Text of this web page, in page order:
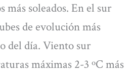
más soleados. En el sur
de evolución más
del día. Viento sur
máximas 2-3 ºC más